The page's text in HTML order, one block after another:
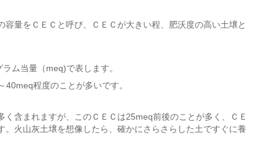
量をＣＥＣと呼び、ＣＥＣが大きい程、肥沃度の高い土壌と
ム当量（meq)で表します。
40meq程度のことが多いです。
含まれますが、このＣＥＣは25meq前後のことが多く、ＣＥ
。火山灰土壌を想像したら、確かにさらさらした土ですぐに養